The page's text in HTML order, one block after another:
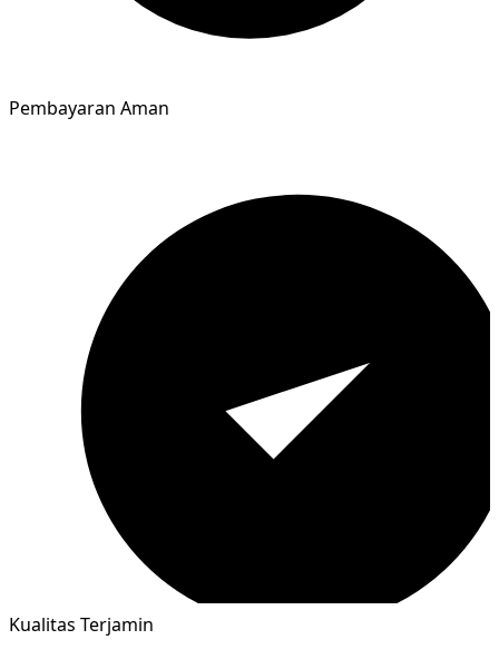
Pembayaran Aman
Kualitas Terjamin